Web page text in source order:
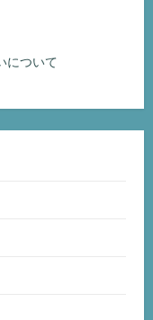
について